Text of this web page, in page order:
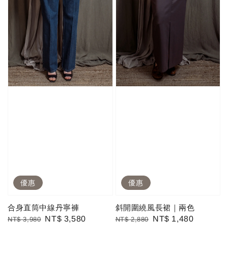
優惠
合身直筒中線丹寧褲
Regular
NT$ 3,980 Sale
NT$ 3,580
優惠
斜開圍繞風長裙｜兩色
Regular
NT$ 2,880
Sale
NT$ 1,480